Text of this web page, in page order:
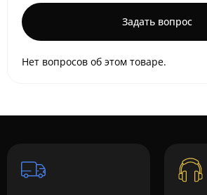
Задать вопрос
Нет вопросов об этом товаре.